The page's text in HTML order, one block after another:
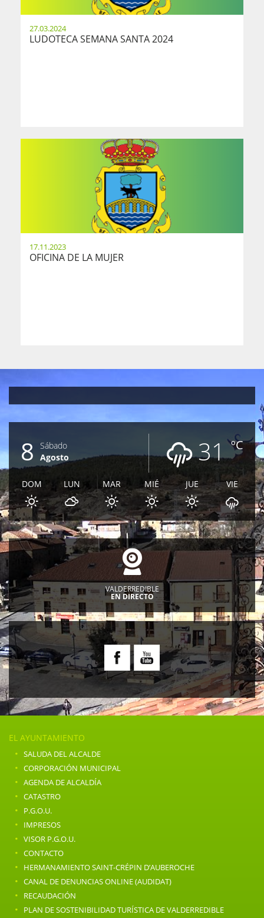
27.03.2024
LUDOTECA SEMANA SANTA 2024
17.11.2023
OFICINA DE LA MUJER
ºC
31
8
Sábado
Agosto
DOM LUN MAR MIÉ JUE VIE
VALDERREDIBLE
EN DIRECTO
EL AYUNTAMIENTO
· SALUDA DEL ALCALDE
· CORPORACIÓN MUNICIPAL
· AGENDA DE ALCALDÍA
· CATASTRO
· P.G.O.U.
· IMPRESOS
· VISOR P.G.O.U.
· CONTACTO
· HERMANAMIENTO SAINT-CRÉPIN D’AUBEROCHE
· CANAL DE DENUNCIAS ONLINE (AUDIDAT)
· RECAUDACIÓN
· PLAN DE SOSTENIBILIDAD TURÍSTICA DE VALDERREDIBLE